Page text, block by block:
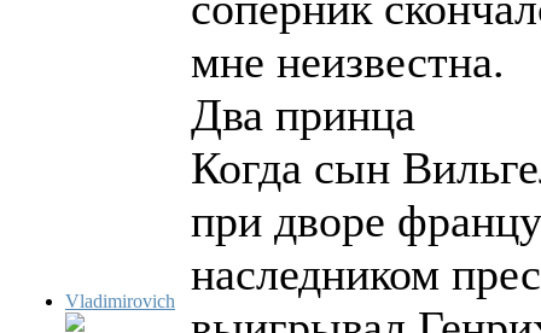
Vladimirovich
мне неизвестна.
Два принца
Когда сын
при дворе
наследником